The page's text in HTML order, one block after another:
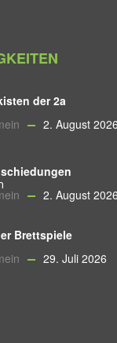
der 2a
2. August 2026
2. August 2026
Brettspiele
29. Juli 2026